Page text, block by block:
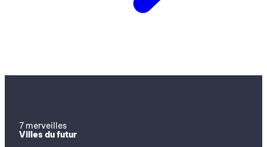
7 merveilles
Villes du futur